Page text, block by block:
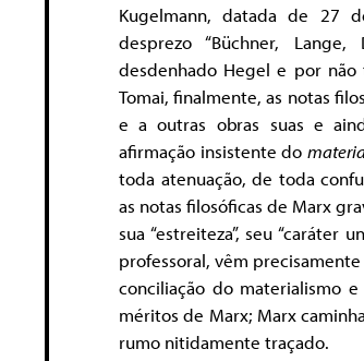
Kugelmann, datada de 27
desprezo “Büchner,
desdenhado Hegel e por
Tomai, finalmente, as notas
e a outras obras suas e
afirmação insistente do
toda atenuação, de toda
as notas filosóficas de Marx
sua “estreiteza”, seu “caráter
professoral, vêm
conciliação do materialismo
méritos de Marx; Marx
rumo nitidamente traçado.